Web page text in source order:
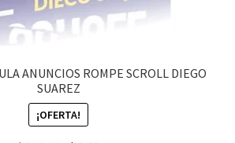
ANUNCIOS ROMPE SCROLL DIEGO
SUAREZ
¡OFERTA!